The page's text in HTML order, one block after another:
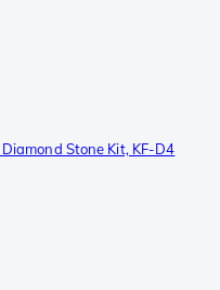
Stone Kit, KF-D4